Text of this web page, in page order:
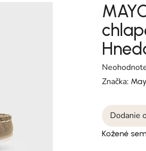
Priemerné
Značka:
Dodanie
Kožené